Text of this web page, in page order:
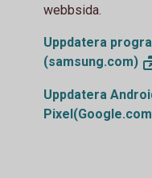
webbsida.
Uppdatera
(samsung.com)
Uppdatera